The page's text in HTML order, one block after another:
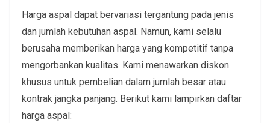
Harga aspal dapat bervariasi tergantung pada jenis
dan jumlah kebutuhan aspal. Namun, kami selalu
berusaha memberikan harga yang kompetitif tanpa
mengorbankan kualitas. Kami menawarkan diskon
khusus untuk pembelian dalam jumlah besar atau
kontrak jangka panjang. Berikut kami lampirkan daftar
harga aspal: